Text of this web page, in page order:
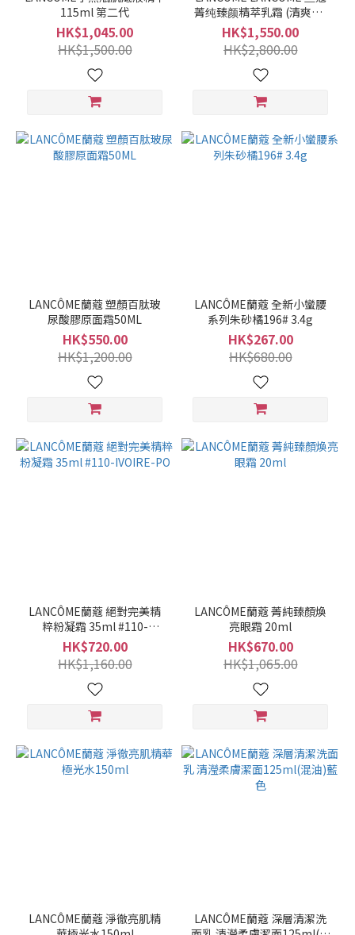
115ml 第二代
HK$1,045.00
HK$1,500.00
菁纯臻颜精萃乳霜 (清爽型)
60ML
HK$1,550.00
HK$2,800.00
LANCÔME蘭蔻 塑顏百肽玻
尿酸膠原面霜50ML
HK$550.00
HK$1,200.00
LANCÔME蘭蔻 全新小蠻腰
系列朱砂橘196# 3.4g
HK$267.00
HK$680.00
LANCÔME蘭蔻 絕對完美精
粹粉凝霜 35ml #110-
IVOIRE-PO
HK$720.00
HK$1,160.00
LANCÔME蘭蔻 菁純臻顏煥
亮眼霜 20ml
HK$670.00
HK$1,065.00
LANCÔME蘭蔻 淨徹亮肌精
LANCÔME蘭蔻 深層清潔洗